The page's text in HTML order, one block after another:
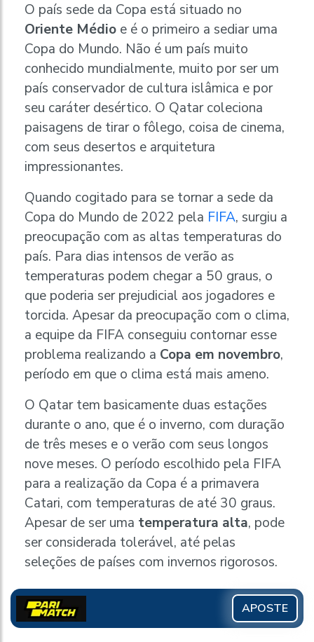
O país sede da Copa está situado no
Oriente Médio e é o primeiro a sediar uma
Copa do Mundo. Não é um país muito
conhecido mundialmente, muito por ser um
país conservador de cultura islâmica e por
seu caráter desértico. O Qatar coleciona
paisagens de tirar o fôlego, coisa de cinema,
com seus desertos e arquitetura
impressionantes.
Quando cogitado para se tornar a sede da
Copa do Mundo de 2022 pela FIFA, surgiu a
preocupação com as altas temperaturas do
país. Para dias intensos de verão as
temperaturas podem chegar a 50 graus, o
que poderia ser prejudicial aos jogadores e
torcida. Apesar da preocupação com o clima,
a equipe da FIFA conseguiu contornar esse
problema realizando a Copa em novembro,
período em que o clima está mais ameno.
O Qatar tem basicamente duas estações
durante o ano, que é o inverno, com duração
de três meses e o verão com seus longos
nove meses. O período escolhido pela FIFA
para a realização da Copa é a primavera
Catari, com temperaturas de até 30 graus.
Apesar de ser uma temperatura alta, pode
ser considerada tolerável, até pelas
seleções de países com invernos rigorosos.
APOSTE